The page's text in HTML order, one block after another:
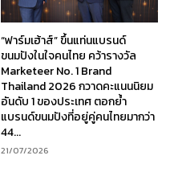
“ฟาร์มเฮ้าส์” ขึ้นแท่นแบรนด์
ขนมปังในใจคนไทย คว้ารางวัล
Marketeer No. 1 Brand
Thailand 2026 กวาดคะแนนนิยม
อันดับ 1 ของประเทศ ตอกย้ำ
แบรนด์ขนมปังที่อยู่คู่คนไทยมากว่า
44...
21/07/2026